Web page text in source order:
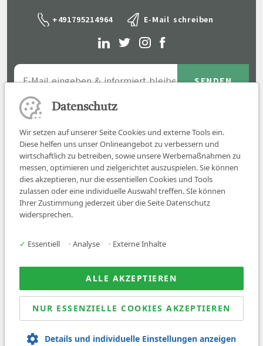
+491795214964 E-Mail schreiben
Job finden
Über uns
News
© 2026 Sanovetis. All rights reserved.
Datenschutz
Wir setzen auf unserer Seite Cookies und externe Tools ein.
Diese helfen uns unser Onlineangebot zu verbessern und
wirtschaftlich zu betreiben, sowie unsere Werbemaßnahmen zu
messen, optimieren und zielgerichtet auszuspielen. Sie können
dies akzeptieren, nur die essentiellen Cookies und Tools
zulassen oder eine individuelle Auswahl treffen. SIe können
Ihrer Zustimmung jederzeit über die Seite Datenschutz
widersprechen.
✓ Essentiell • Analyse • Externe Inhalte
ALLE AKZEPTIEREN
NUR ESSENZIELLE COOKIES AKZEPTIEREN
Details und individuelle Einstellungen anzeigen